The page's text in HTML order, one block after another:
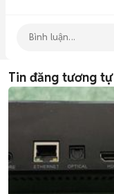
Tin đăng tương tự